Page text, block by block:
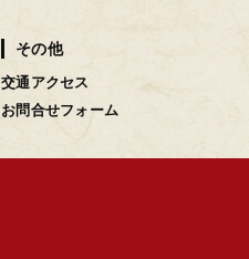
その他
交通アクセス
お問合せフォーム